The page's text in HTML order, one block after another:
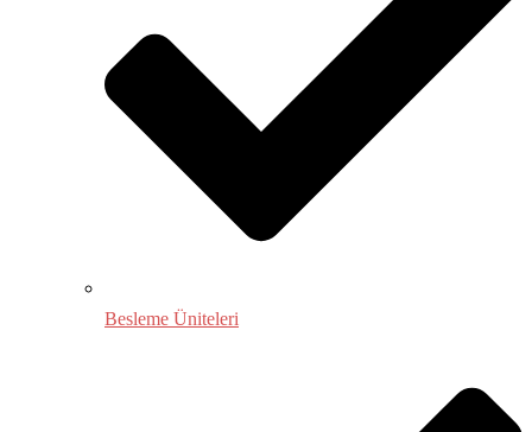
Besleme Üniteleri